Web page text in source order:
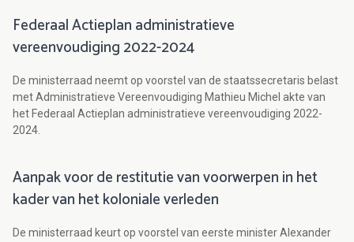
Federaal Actieplan administratieve
vereenvoudiging 2022-2024
De ministerraad neemt op voorstel van de staatssecretaris belast
met Administratieve Vereenvoudiging Mathieu Michel akte van
het Federaal Actieplan administratieve vereenvoudiging 2022-
2024.
Aanpak voor de restitutie van voorwerpen in het
kader van het koloniale verleden
De ministerraad keurt op voorstel van eerste minister Alexander